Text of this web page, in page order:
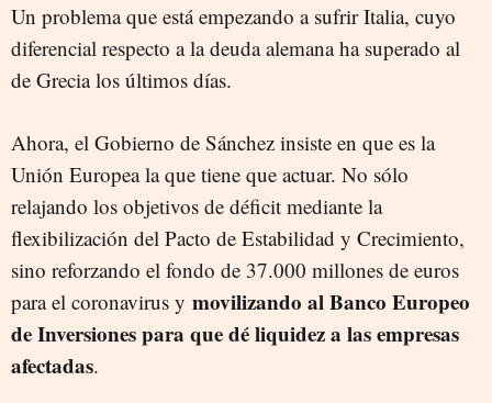
Un problema que está empezando a sufrir Italia, cuyo
diferencial respecto a la deuda alemana ha superado al
de Grecia los últimos días.
Ahora, el Gobierno de Sánchez insiste en que es la
Unión Europea la que tiene que actuar. No sólo
relajando los objetivos de déficit mediante la
flexibilización del Pacto de Estabilidad y Crecimiento,
sino reforzando el fondo de 37.000 millones de euros
para el coronavirus y movilizando al Banco Europeo
de Inversiones para que dé liquidez a las empresas
afectadas.